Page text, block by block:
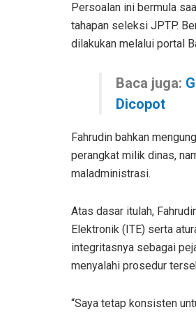
Persoalan ini bermula
tahapan seleksi JPTP.
dilakukan melalui portal
Baca juga:
Dicopot
Fahrudin bahkan
perangkat milik dinas,
maladministrasi.
Atas dasar itulah,
Elektronik (ITE) serta
integritasnya sebagai
menyalahi prosedur
“Saya tetap konsisten